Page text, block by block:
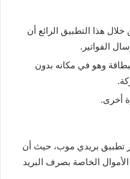
هذا التطبيق الرائع أن
الفواتير.
وهو في مكانه بدون
أخرى.
تطبيق بريدي موب، حيث أن
الخاصة بصرف البريد